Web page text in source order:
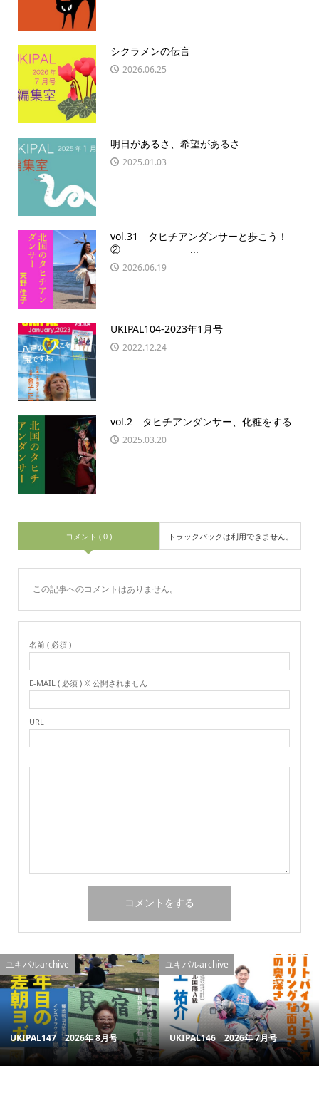
シクラメンの伝言
2026.06.25
明日があるさ、希望があるさ
2025.01.03
vol.31 タヒチアンダンサーと歩こう！
② ...
2026.06.19
UKIPAL104-2023年1月号
2022.12.24
vol.2 タヒチアンダンサー、化粧をする
2025.03.20
コメント ( 0 ) トラックバックは利用できません。
この記事へのコメントはありません。
名前 ( 必須 )
E-MAIL ( 必須 ) ※ 公開されません
URL
ユキパルarchive
UKIPAL147 2026年 8月号
ユキパルarchive
UKIPAL146 2026年 7月号